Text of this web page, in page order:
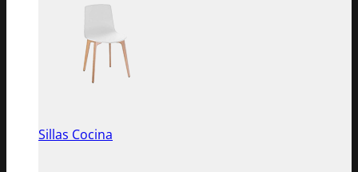
Sillas Cocina